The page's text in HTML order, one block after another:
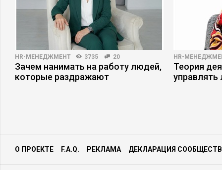
HR-МЕНЕДЖМЕНТ 3735 20
Зачем нанимать на работу людей,
которые раздражают
HR-
Теория
О ПРОЕКТЕ F.A.Q. РЕКЛАМА ДЕКЛАРАЦИЯ